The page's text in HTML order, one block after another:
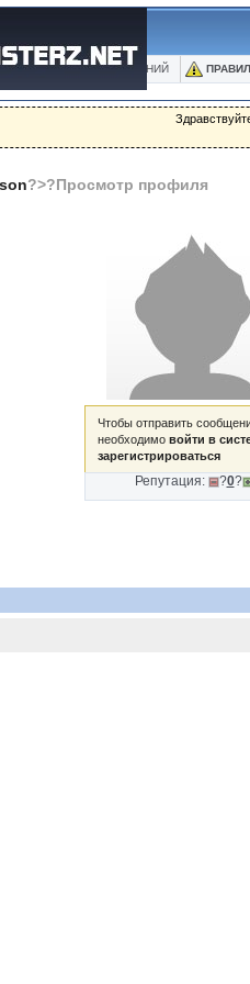
ФОТО БАЗА ЗНАНИЙ
?>?Просмотр профиля
Чтобы отправить
необходимо войти в
зарегистрироваться
Репутация: ?0?